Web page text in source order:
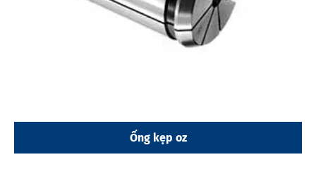
Ống kẹp oz